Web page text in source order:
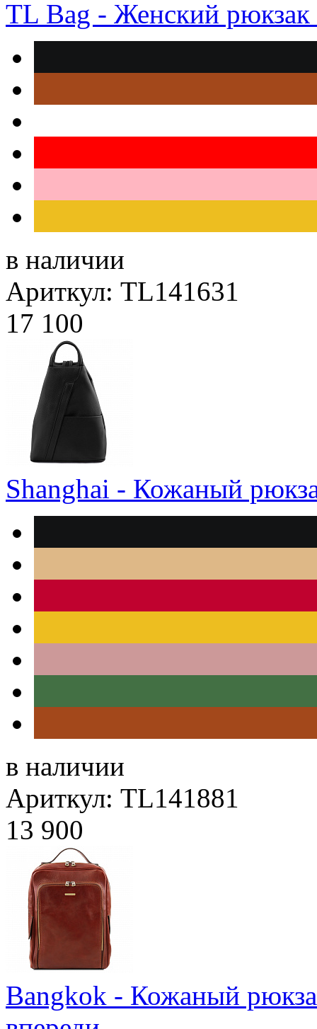
TL Bag - Женский
в наличии
Ариткул: TL141631
17 100
Shanghai - Кожаный
в наличии
Ариткул: TL141881
13 900
Bangkok - Кожаный